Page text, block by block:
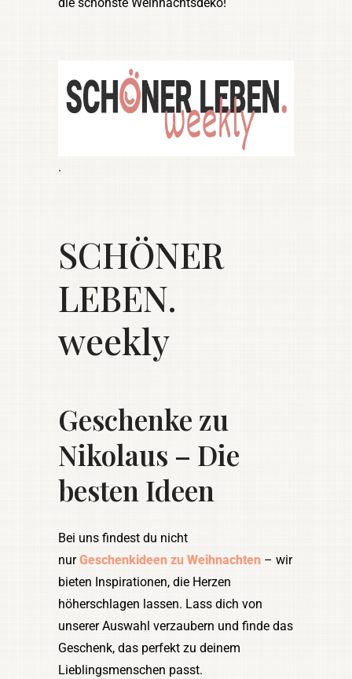
.
SCHÖNER
LEBEN.
weekly
Geschenke zu
Nikolaus – Die
besten Ideen
Bei uns findest du nicht
nurGeschenkideen zu Weihnachten – wir
bieten Inspirationen, die Herzen
höherschlagen lassen. Lass dich von
unserer Auswahl verzaubern und finde das
Geschenk, das perfekt zu deinem
Lieblingsmenschen passt.